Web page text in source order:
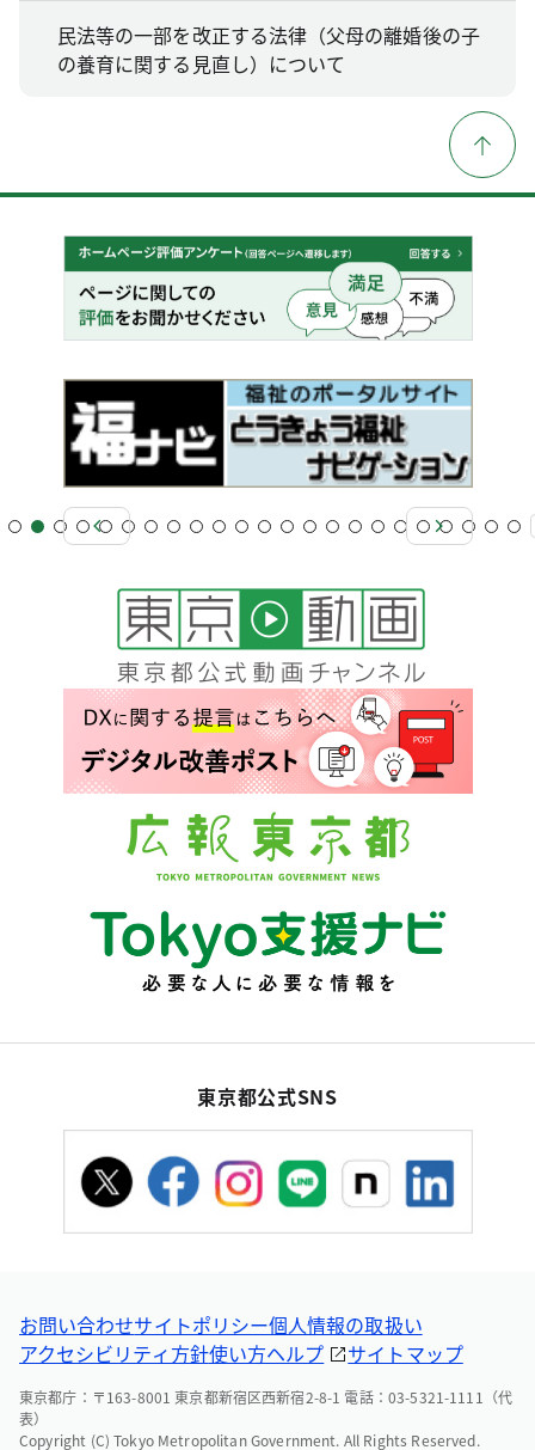
民法等の一部を改正する法律（父母の離婚後の子
の養育に関する見直し）について
東京都公式SNS
お問い合わせサイトポリシー個人情報の取扱い
アクセシビリティ方針使い方ヘルプ サイトマップ
東京都庁：〒163-8001 東京都新宿区西新宿2-8-1 電話：03-5321-1111（代
表）
Copyright (C) Tokyo Metropolitan Government. All Rights Reserved.